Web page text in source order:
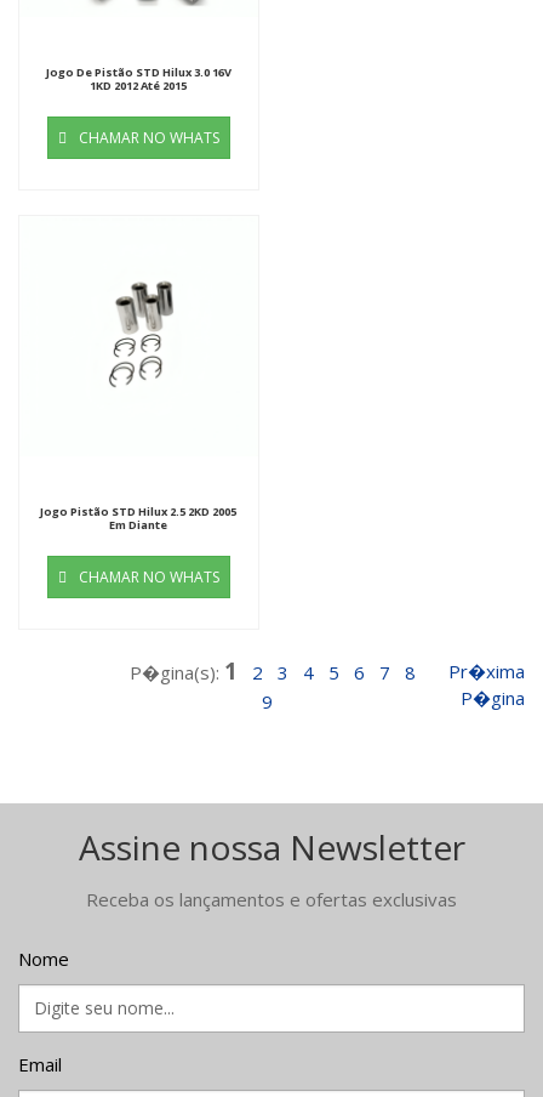
Jogo De Pistão STD Hilux 3.0 16V
1KD 2012 Até 2015
CHAMAR NO WHATS
Jogo Pistão STD Hilux 2.5 2KD 2005
Em Diante
CHAMAR NO WHATS
P�gina(s): 1 2 3 4 5 6 7
8
9
Pr�xima
P�gina
Assine nossa Newsletter
Receba os lançamentos e ofertas exclusivas
Nome
Email